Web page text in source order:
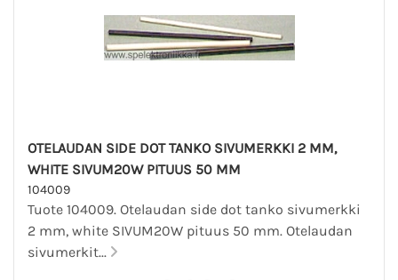
OTELAUDAN SIDE DOT TANKO SIVUMERKKI 2 MM,
WHITE SIVUM20W PITUUS 50 MM
104009
Tuote 104009. Otelaudan side dot tanko sivumerkki
2 mm, white SIVUM20W pituus 50 mm. Otelaudan
sivumerkit...